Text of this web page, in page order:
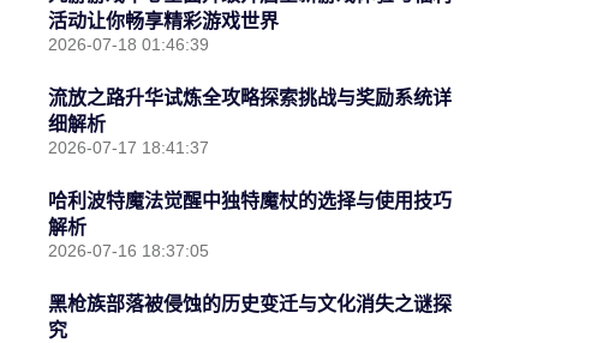
活动让你畅享精彩游戏世界
2026-07-18 01:46:39
流放之路升华试炼全攻略探索挑战与奖励系统详
细解析
2026-07-17 18:41:37
哈利波特魔法觉醒中独特魔杖的选择与使用技巧
解析
2026-07-16 18:37:05
黑枪族部落被侵蚀的历史变迁与文化消失之谜探
究